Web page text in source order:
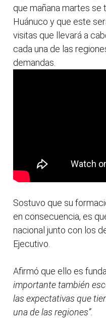
que mañana martes se
Huánuco y que este
visitas que llevará a
cada una de las
demandas.
Sostuvo que su
en consecuencia, es
nacional junto con los
Ejecutivo.
Afirmó que ello es
importante también
las expectativas que
una de las regiones”.